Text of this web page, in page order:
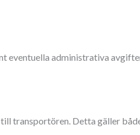
eventuella administrativa
transportören. Detta gäller